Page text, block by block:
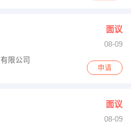
面议
08-09
限公司
申请
面议
08-09